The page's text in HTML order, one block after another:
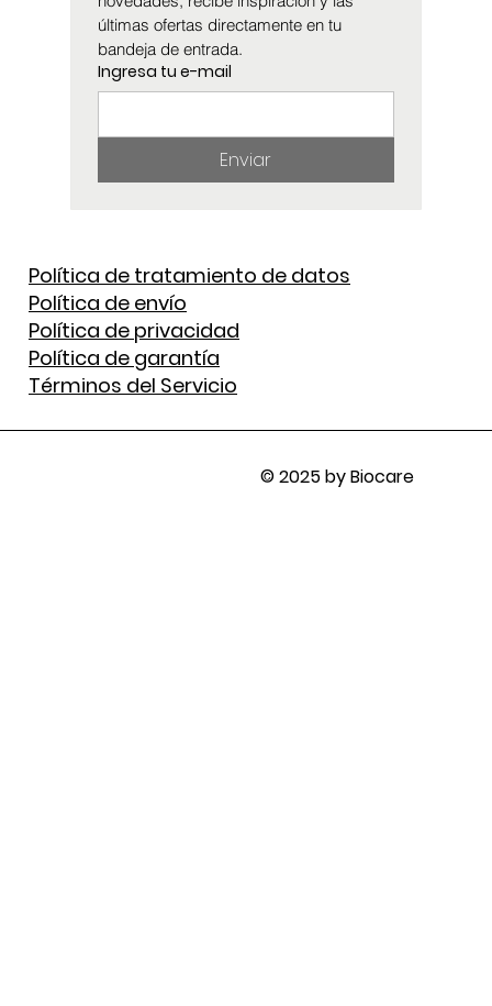
Política de tratamiento de datos
Política de envío
Política de privacidad
Política de garantía
Términos del Servicio
últimas ofertas directamente en tu
bandeja de entrada.
Ingresa tu e-mail
Enviar
© 2025 by Biocare